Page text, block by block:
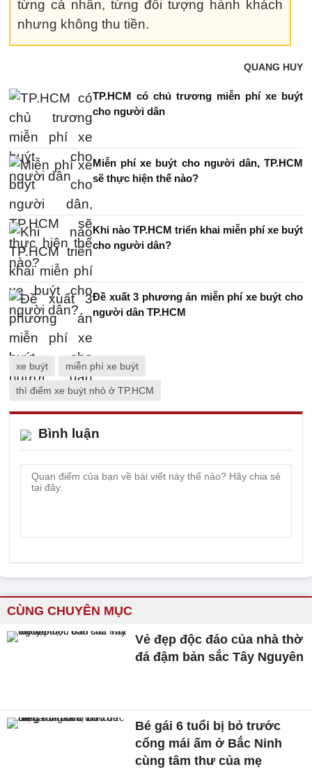
từng cá nhân, từng đối tượng hành khách
nhưng không thu tiền.
QUANG HUY
TP.HCM có chủ trương miễn phí xe buýt
cho người dân
Miễn phí xe buýt cho người dân, TP.HCM
sẽ thực hiện thế nào?
Khi nào TP.HCM triển khai miễn phí xe buýt
cho người dân?
Đề xuất 3 phương án miễn phí xe buýt cho
người dân TP.HCM
xe buýt miễn phí xe buýt
thì điểm xe buýt nhỏ ở TP.HCM
Bình luận
CÙNG CHUYÊN MỤC
Vẻ đẹp độc đáo của nhà thờ
đá đậm bản sắc Tây Nguyên
Bé gái 6 tuổi bị bỏ trước
cổng mái ấm ở Bắc Ninh
cùng tâm thư của mẹ